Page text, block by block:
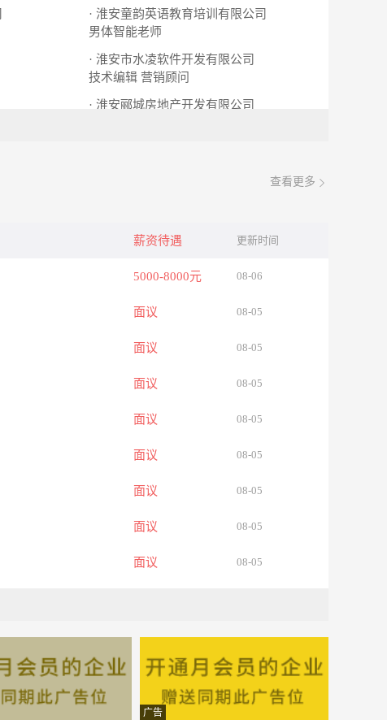
· 淮安童韵英语教育培训有限公司
男体智能老师
· 淮安市水凌软件开发有限公司
技术编辑 营销顾问
· 淮安郦城房地产开发有限公司
查看更多
薪资待遇 更新时间
5000-8000元 08-06
面议 08-05
面议 08-05
面议 08-05
面议 08-05
面议 08-05
面议 08-05
面议 08-05
面议 08-05
面议 08-05
面议 08-05
广告